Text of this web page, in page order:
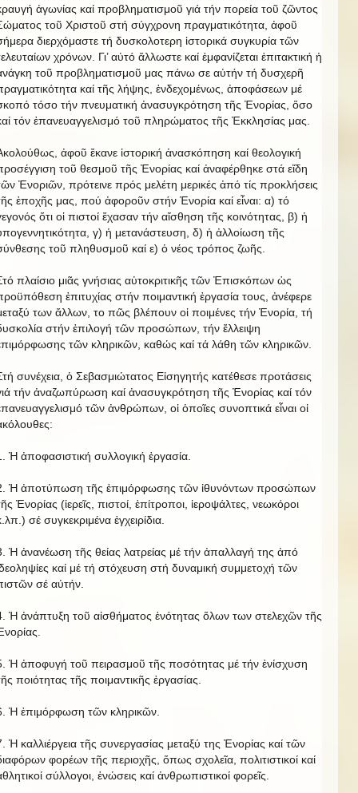
ἀγωνίας καί προβληματισμοῦ γιά τήν πορεία τοῦ ζῶντος
τοῦ Χριστοῦ στή σύγχρονη πραγματικότητα, ἀφοῦ
διερχόμαστε τή δυσκολοτερη ἱστορικά συγκυρία τῶν
χρόνων. Γι’ αὐτό ἄλλωστε καί ἐμφανίζεται ἐπιτακτική ἡ
τοῦ προβληματισμοῦ μας πάνω σε αὐτήν τή δυσχερῆ
καί τῆς λήψης, ἐνδεχομένως, ἀποφάσεων μέ
τόσο τήν πνευματική ἀνασυγκρότηση τῆς Ἐνορίας, ὅσο
τόν ἐπανευαγγελισμό τοῦ πληρώματος τῆς Ἐκκλησίας μας.
ἀφοῦ ἔκανε ἱστορική ἀνασκόπηση καί θεολογική
τοῦ θεσμοῦ τῆς Ἐνορίας καί ἀναφέρθηκε στά εἴδη
Ἐνοριῶν, πρότεινε πρός μελέτη μερικές ἀπό τίς προκλήσεις
ἐποχῆς μας, πού ἀφοροῦν στήν Ἐνορία καί εἶναι: α) τό
ὅτι οἱ πιστοί ἔχασαν τήν αἴσθηση τῆς κοινότητας, β) ἡ
γ) ἡ μετανάστευση, δ) ἡ ἀλλοίωση τῆς
τοῦ πληθυσμοῦ καί ε) ὁ νέος τρόπος ζωῆς.
πλαίσιο μιᾶς γνήσιας αὐτοκριτικῆς τῶν Ἐπισκόπων ὡς
ἐπιτυχίας στήν ποιμαντική ἐργασία τους, ἀνέφερε
των ἄλλων, το πῶς βλέπουν οἱ ποιμένες τήν Ἐνορία, τή
στήν ἐπιλογή τῶν προσώπων, τήν ἔλλειψη
τῶν κληρικῶν, καθώς καί τά λάθη τῶν κληρικῶν.
συνέχεια, ὁ Σεβασμιώτατος Εἰσηγητής κατέθεσε προτάσεις
τήν ἀναζωπύρωση καί ἀνασυγκρότηση τῆς Ἐνορίας καί τόν
τῶν ἀνθρώπων, οἱ ὁποῖες συνοπτικά εἶναι οἱ
Ἡ ἀποφασιστική συλλογική ἐργασία.
Ἡ ἀποτύπωση τῆς ἐπιμόρφωσης τῶν ἰθυνόντων προσώπων
Ἐνορίας (ἱερεῖς, πιστοί, ἐπίτροποι, ἱεροψάλτες, νεωκόροι
σέ συγκεκριμένα ἐγχειρίδια.
Ἡ ἀνανέωση τῆς θείας λατρείας μέ τήν ἀπαλλαγή της ἀπό
καί μέ τή στόχευση στή δυναμική συμμετοχή τῶν
σέ αὐτήν.
Ἡ ἀνάπτυξη τοῦ αἰσθήματος ἑνότητας ὅλων των στελεχῶν τῆς
Ἡ ἀποφυγή τοῦ πειρασμοῦ τῆς ποσότητας μέ τήν ἐνίσχυση
ποιότητας τῆς ποιμαντικῆς ἐργασίας.
Ἡ ἐπιμόρφωση τῶν κληρικῶν.
Ἡ καλλιέργεια τῆς συνεργασίας μεταξύ της Ἐνορίας καί τῶν
φορέων τῆς περιοχῆς, ὅπως σχολεῖα, πολιτιστικοί καί
σύλλογοι, ἑνώσεις καί ἀνθρωπιστικοί φορεῖς.